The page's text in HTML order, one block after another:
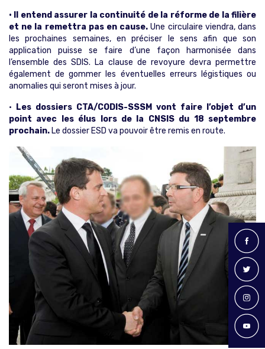
• Il entend assurer la continuité de la réforme de la filière
et ne la remettra pas en cause. Une circulaire viendra, dans
les prochaines semaines, en préciser le sens afin que son
application puisse se faire d’une façon harmonisée dans
l’ensemble des SDIS. La clause de revoyure devra permettre
également de gommer les éventuelles erreurs légistiques ou
anomalies qui seront mises à jour.
• Les dossiers CTA/CODIS-SSSM vont faire l’objet d’un
point avec les élus lors de la CNSIS du 18 septembre
prochain. Le dossier ESD va pouvoir être remis en route.